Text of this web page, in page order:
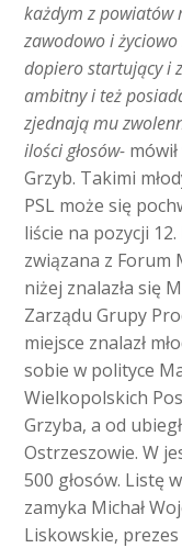
każdym z powiatów
zawodowo i
dopiero startujący i
ambitny i też
zjednają mu
ilości głosów-
Grzyb. Takimi
PSL może się
liście na pozycji
związana z Forum
niżej znalazła się
Zarządu Grupy
miejsce znalazł
sobie w polityce
Wielkopolskich
Grzyba, a od
Ostrzeszowie. W
500 głosów. Listę
zamyka Michał
Liskowskie,